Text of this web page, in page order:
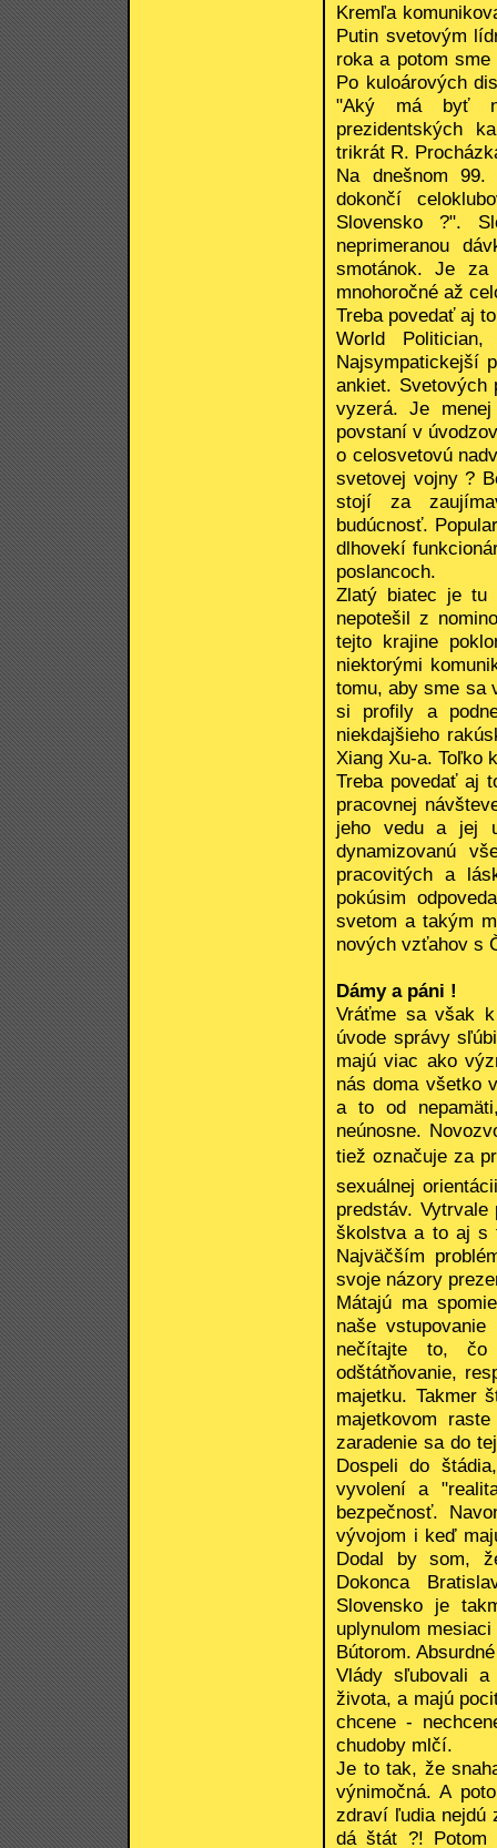
Kremľa
Putin svetovým
roka a potom
Po kuloárových
"Aký má byť
prezidentských
trikrát R.
Na dnešnom
dokončí
Slovensko ?".
neprimeranou
smotánok. Je za
mnohoročné až
Treba povedať aj
World
Najsympatickejší
ankiet. Svetových
vyzerá. Je
povstaní v
o celosvetovú
svetovej vojny ?
stojí za
budúcnosť.
dlhovekí
poslancoch.
Zlatý biatec je tu
nepotešil z
tejto krajine
niektorými
tomu, aby sme sa
si profily a
niekdajšieho
Xiang Xu-a. Toľko
Treba povedať aj
pracovnej
jeho vedu a jej
dynamizovanú
pracovitých a
pokúsim
svetom a takým
nových vzťahov s
Dámy a páni !
Vráťme sa však
úvode správy
majú viac ako
nás doma všetko
a to od
neúnosne.
tiež označuje za
sexuálnej
predstáv.
školstva a to aj s
Najväčším
svoje názory
Mátajú ma
naše
nečítajte to, čo
odštátňovanie,
majetku. Takmer
majetkovom
zaradenie sa do
Dospeli do
vyvolení a
bezpečnosť.
vývojom i keď
Dodal by som,
Dokonca
Slovensko je
uplynulom
Bútorom.
Vlády sľubovali
života, a majú
chcene -
chudoby mlčí.
Je to tak, že
výnimočná. A
zdraví ľudia nejdú
dá štát ?!